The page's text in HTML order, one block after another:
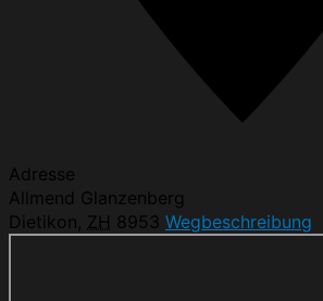
Adresse
Allmend Glanzenberg
Dietikon ZH 8953 Wegbeschreibung